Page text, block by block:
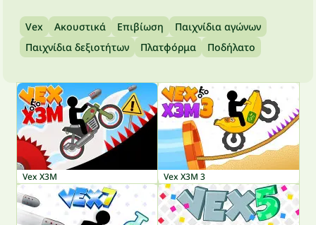
Vex Ακουστικά Επιβίωση
Παιχνίδια αγώνων
Παιχνίδια δεξιοτήτων
Πλατφόρμα Ποδήλατο
Vex X3M Vex X3M 3